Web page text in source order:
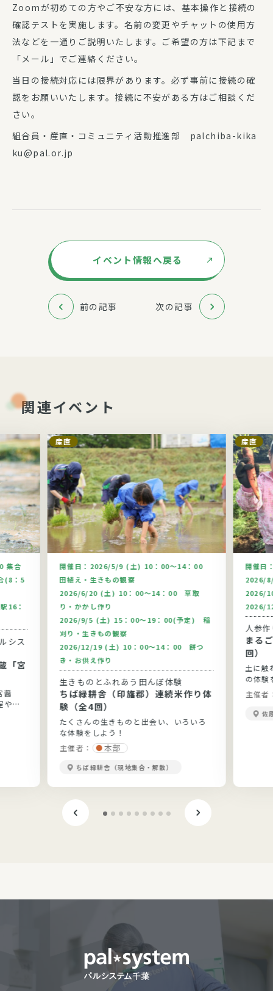
Zoomが初めての方やご不安な方には、基本操作と接続の
確認テストを実施します。名前の変更やチャットの使用方
法などを一通りご説明いたします。ご希望の方は下記まで
「メール」でご連絡ください。
当日の接続対応には限界があります。必ず事前に接続の確
認をお願いいたします。接続に不安がある方はご相談くだ
さい。
組合員・産直・コミュニティ活動推進部 palchiba-kika
ku@pal.or.jp
イベント情報へ戻る
前の記事 次の記事
関連イベント
集合
(8：5
16：
「宮
醤
や醤
産直
開催日： 2026/5/9 (土) 10：00～14：00
田植え・生きもの観察
2026/6/20 (土) 10：00～14：00 草取
り・かかし作り
2026/9/5 (土) 15：00～19：00(予定) 稲
刈り・生きもの観察
2026/12/19 (土) 10：00～14：00 餅つ
き・お供え作り
生きものとふれあう田んぼ体験
ちば緑耕舎（印旛郡）連続米作り体
験（全4回）
たくさんの生きものと出会い、いろいろ
な体験をしよう！
主催者：
本部
ちば緑耕舎（現地集合・解散）
産直
開催日
2026/
2026/
2026/
人参
まる
回）
土に触
の体験
主催者
佐